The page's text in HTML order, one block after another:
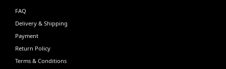
FAQ
Delivery & Shipping
Payment
Return Policy
Terms & Conditions